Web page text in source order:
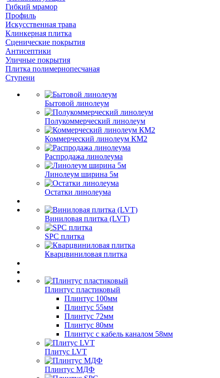
Гибкий мрамор
Профиль
Искусственная трава
Клинкерная плитка
Сценические покрытия
Антисептики
Уличные покрытия
Плитка полимернопесчаная
Ступени
Бытовой линолеум
Полукоммерческий линолеум
Коммерческий линолеум КМ2
Распродажа линолеума
Линолеум ширина 5м
Остатки линолеума
Виниловая плитка (LVT)
SPC плитка
Кварцвиниловая плитка
Плинтус пластиковый
Плинтус 100мм
Плинтус 55мм
Плинтус 72мм
Плинтус 80мм
Плинтус с кабель каналом 58мм
Плитус LVT
Плинтус МДФ